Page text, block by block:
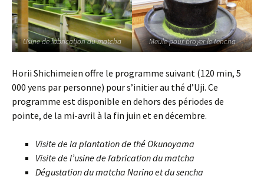
Usine de fabrication du matcha Meule pour broyer le tencha
Horii Shichimeien offre le programme suivant (120 min, 5
000 yens par personne) pour s’initier au thé d’Uji. Ce
programme est disponible en dehors des périodes de
pointe, de la mi-avril à la fin juin et en décembre.
Visite de la plantation de thé Okunoyama
Visite de l’usine de fabrication du matcha
Dégustation du matcha Narinoet du sencha